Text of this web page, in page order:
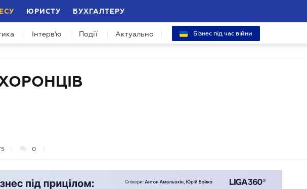
ЮРИСТУ БУХГАЛТЕРУ
Інтерв'ю Події Актуально Бізнес під час війни
0